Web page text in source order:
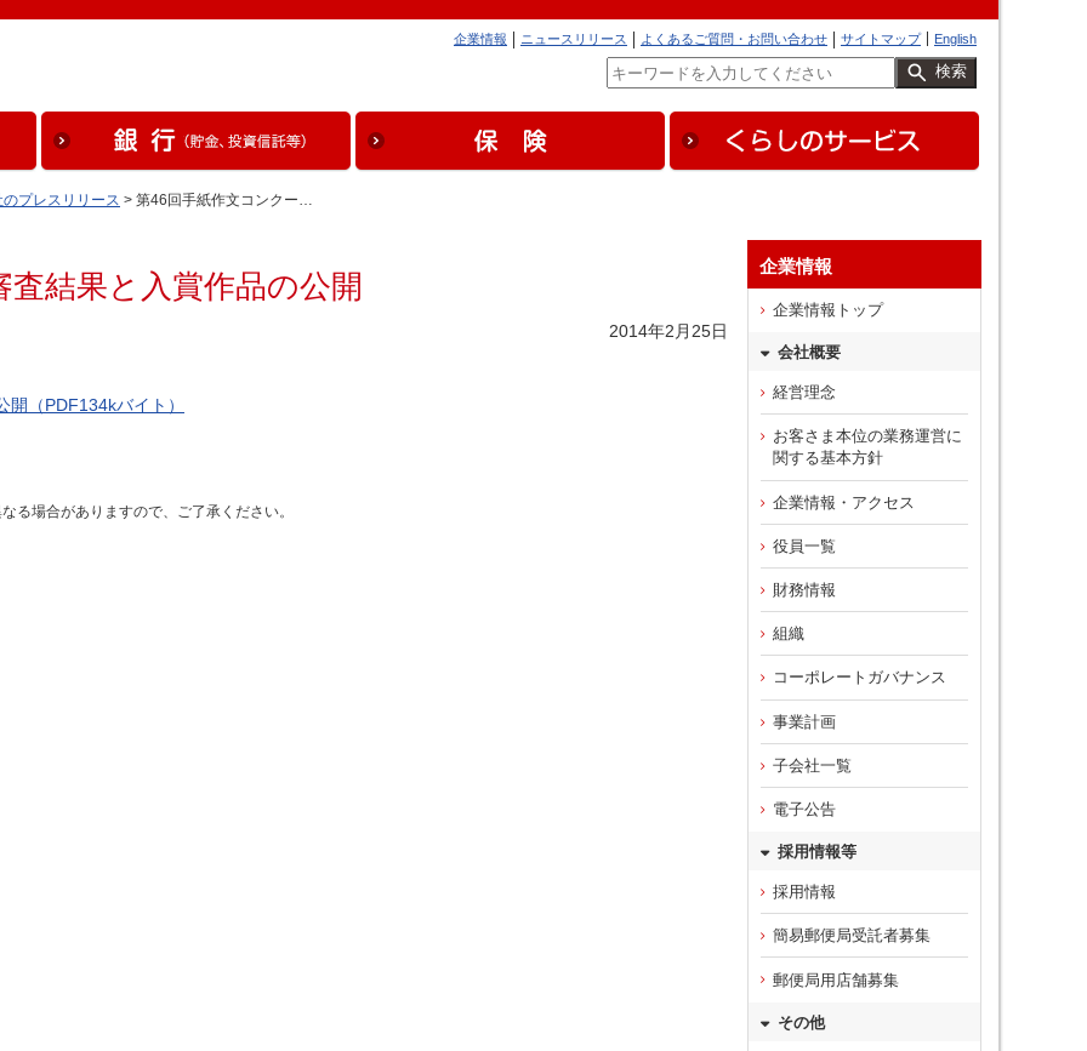
English
サイトマップ
よくあるご質問・お問い合わせ
ニュースリリース
企業情報
検索
プレスリリース > 第46回手紙作文コンクー…
結果と入賞作品の公開
2014年2月25日
（PDF134kバイト）
る場合がありますので、ご了承ください。
企業情報
企業情報トップ
会社概要
経営理念
お客さま本位の業務運営に
関する基本方針
企業情報・アクセス
役員一覧
財務情報
組織
コーポレートガバナンス
事業計画
子会社一覧
電子公告
採用情報等
採用情報
簡易郵便局受託者募集
郵便局用店舗募集
その他